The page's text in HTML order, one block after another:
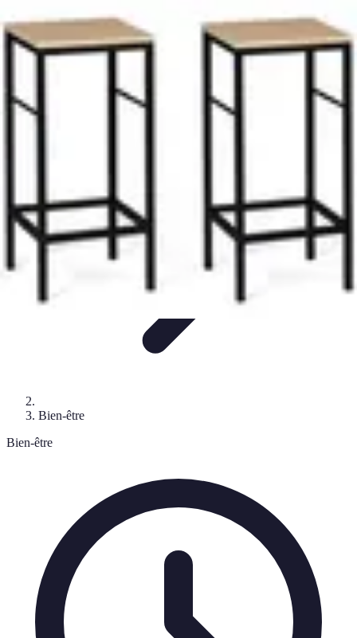
Astuces du Quotidien
Économie domestique
Cuisine et AlimentationCuisine &
MénageOrganisationProductivité
Astuces du Quotidien
Bien-être
Bien-être